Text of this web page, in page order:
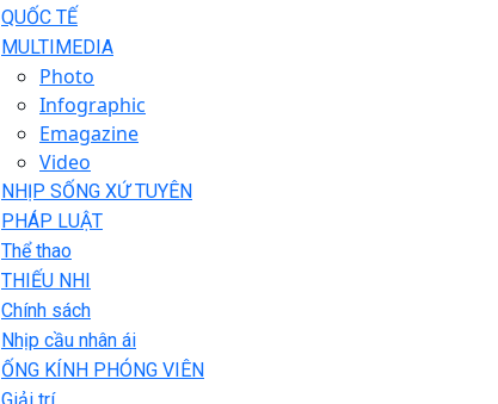
QUỐC TẾ
MULTIMEDIA
Photo
Infographic
Emagazine
Video
NHỊP SỐNG XỨ TUYÊN
PHÁP LUẬT
Thể thao
THIẾU NHI
Chính sách
Nhịp cầu nhân ái
ỐNG KÍNH PHÓNG VIÊN